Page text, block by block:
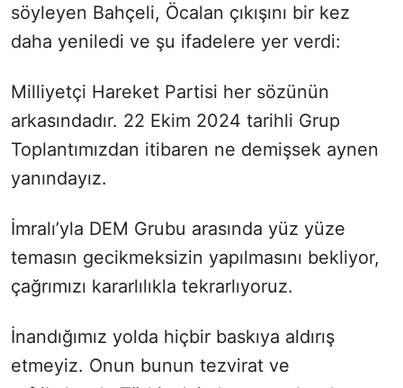
söyleyen Bahçeli, Öcalan çıkışını bir kez
daha yeniledi ve şu ifadelere yer verdi:
Milliyetçi Hareket Partisi her sözünün
arkasındadır. 22 Ekim 2024 tarihli Grup
Toplantımızdan itibaren ne demişsek aynen
yanındayız.
İmralı’yla DEM Grubu arasında yüz yüze
temasın gecikmeksizin yapılmasını bekliyor,
çağrımızı kararlılıkla tekrarlıyoruz.
İnandığımız yolda hiçbir baskıya aldırış
etmeyiz. Onun bunun tezvirat ve